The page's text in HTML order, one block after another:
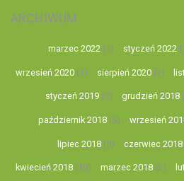
ARCHIWUM
marzec 2022 (1) styczeń 2022
wrzesień 2020(1) sierpień 2020(2)
styczeń 2019 (5) grudzień 2018
październik 2018 (6) wrzesień
lipiec 2018(9) czerwiec 2018
kwiecień 2018 (10) marzec 2018 (2)